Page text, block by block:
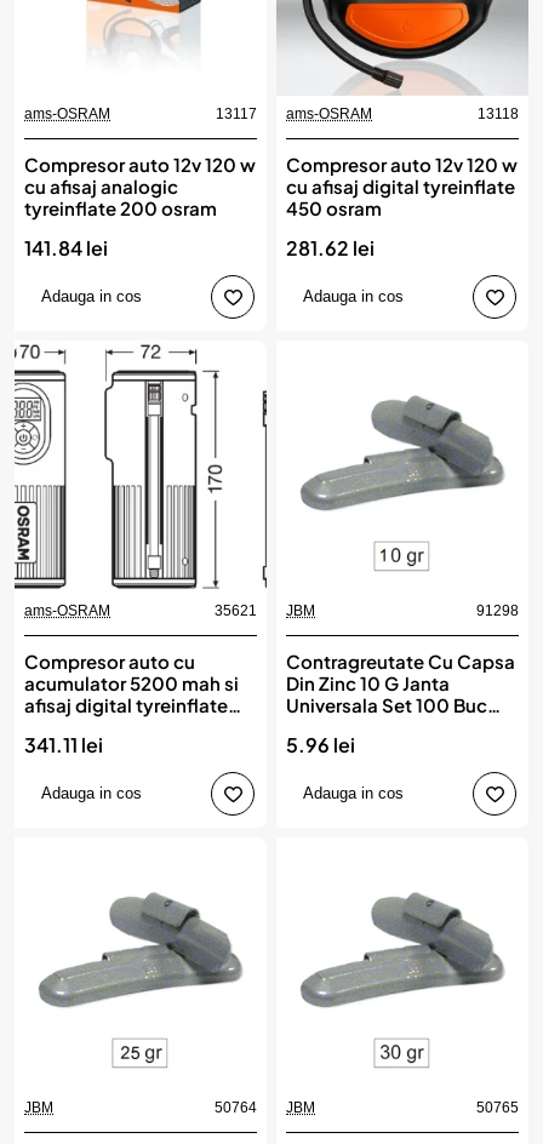
ams-OSRAM 13117
Compresor auto 12v 120 w
cu afisaj analogic
tyreinflate 200 osram
141.84 lei
Adauga in cos
ams-OSRAM 13118
Compresor auto 12v 120 w
cu afisaj digital tyreinflate
450 osram
281.62 lei
Adauga in cos
ams-OSRAM 35621
Compresor auto cu
acumulator 5200 mah si
afisaj digital tyreinflate
341.11 lei
Adauga in cos
JBM 91298
Contragreutate Cu Capsa
Din Zinc 10 G Janta
Universala Set 100 Buc
5.96 lei
Adauga in cos
JBM 50764 JBM 50765